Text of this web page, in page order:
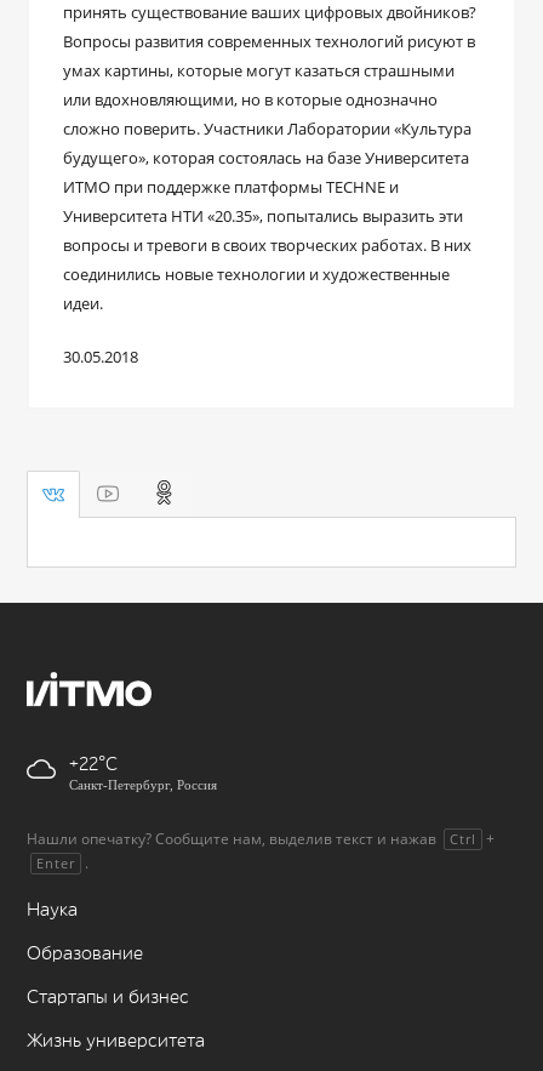
принять существование ваших цифровых двойников?
Вопросы развития современных технологий рисуют в
умах картины, которые могут казаться страшными
или вдохновляющими, но в которые однозначно
сложно поверить. Участники Лаборатории «Культура
будущего», которая состоялась на базе Университета
ИТМО при поддержке платформы TECHNE и
Университета НТИ «20.35», попытались выразить эти
вопросы и тревоги в своих творческих работах. В них
соединились новые технологии и художественные
идеи.
30.05.2018
+22
Санкт-Петербург, Россия
Нашли опечатку? Сообщите нам, выделив текст и нажав Ctrl +
Enter .
Наука
Образование
Стартапы и бизнес
Жизнь университета